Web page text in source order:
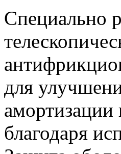
Cпециально
для
амортизации
благодаря